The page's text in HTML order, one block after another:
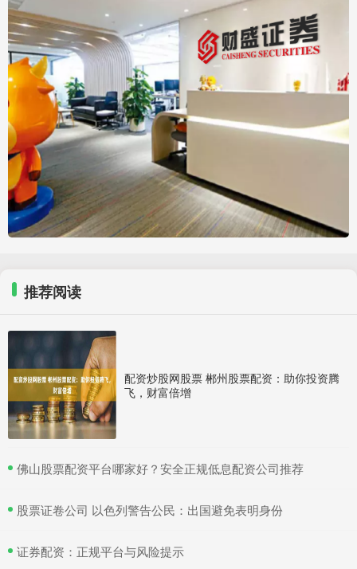
推荐阅读
配资炒股网股票 郴州股票配资：助你投资腾
飞，财富倍增
​佛山股票配资平台哪家好？安全正规低息配资公司推荐
​股票证卷公司 以色列警告公民：出国避免表明身份
​证券配资：正规平台与风险提示